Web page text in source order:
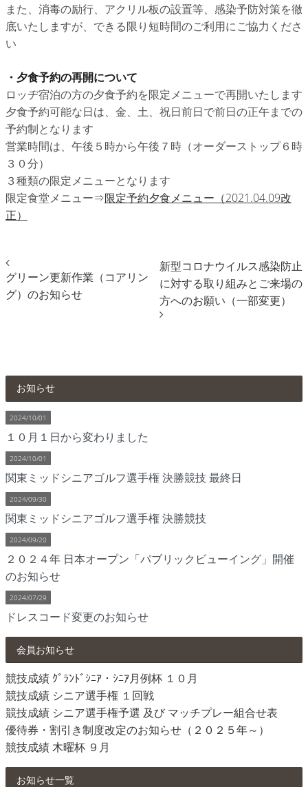
また、消毒の励行、アクリル板の設置等、感染予防対策を徹
底いたしますが、できる限り短時間のご利用にご協力くださ
い
・夕食予約の再開について
ロッヂ宿泊の方の夕食予約を限定メニューで再開いたします
夕食予約可能な日は、金、土、祝日前日で前日の正午までの
予約制となります
営業時間は、午後５時から午後７時（オーダーストップ６時
３０分）
３種類の限定メニューとなります
限定食堂メニュー⇒限定予約夕食メニュー（2021.04.09改
正）
グリーン更新作業（コアリン
グ）のお知らせ
新型コロナウイルス感染防止
に対する取り組みとご来場の
方へのお願い（一部変更）
お知らせ
2024/10/01
１０月１日から変わりました
2024/10/01
関東ミッドシニアゴルフ選手権 決勝競技 最終日
2024/09/30
関東ミッドシニアゴルフ選手権 決勝競技
2024/09/20
２０２４年 日本オープン「パブリックビューイング」開催
のお知らせ
2024/07/29
ドレスコード変更のお知らせ
会員お知らせ
競技成績 ｸﾞﾗﾝﾄﾞｼﾆｱ・ｼﾆｱ月例杯 １０月
競技成績 シニア選手権 １回戦
競技成績 シニア選手権予選 及び マッチプレー組合せ表
優待券・割引き制度改定のお知らせ（２０２５年～）
競技成績 木曜杯 ９月
お知らせ一覧